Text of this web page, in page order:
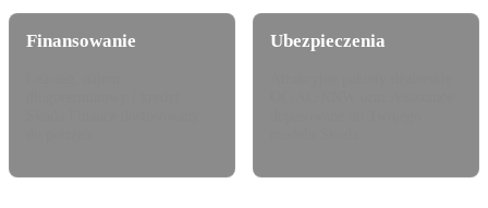
Finansowanie Ubezpieczenia